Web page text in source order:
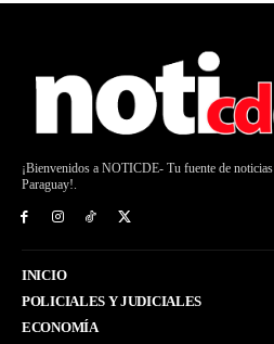
¡Bienvenidos a NOTICDE- Tu fuente de
Paraguay!.
INICIO
POLICIALES Y JUDICIALES
ECONOMÍA